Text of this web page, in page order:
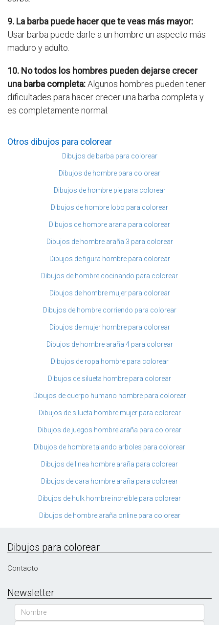
9. La barba puede hacer que te veas más mayor:
Usar barba puede darle a un hombre un aspecto más
maduro y adulto.
10. No todos los hombres pueden dejarse crecer
una barba completa:Algunos hombres pueden tener
dificultades para hacer crecer una barba completa y
es completamente normal.
Otros dibujos para colorear
Dibujos de barba para colorear
Dibujos de hombre para colorear
Dibujos de hombre pie para colorear
Dibujos de hombre lobo para colorear
Dibujos de hombre arana para colorear
Dibujos de hombre araña 3 para colorear
Dibujos de figura hombre para colorear
Dibujos de hombre cocinando para colorear
Dibujos de hombre mujer para colorear
Dibujos de hombre corriendo para colorear
Dibujos de mujer hombre para colorear
Dibujos de hombre araña 4 para colorear
Dibujos de ropa hombre para colorear
Dibujos de silueta hombre para colorear
Dibujos de cuerpo humano hombre para colorear
Dibujos de silueta hombre mujer para colorear
Dibujos de juegos hombre araña para colorear
Dibujos de hombre talando arboles para colorear
Dibujos de linea hombre araña para colorear
Dibujos de cara hombre araña para colorear
Dibujos de hulk hombre increible para colorear
Dibujos de hombre araña online para colorear
Dibujos para colorear
Contacto
Newsletter
Nombre